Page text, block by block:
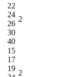
22
24
26
30
40
2
15
17
19
2